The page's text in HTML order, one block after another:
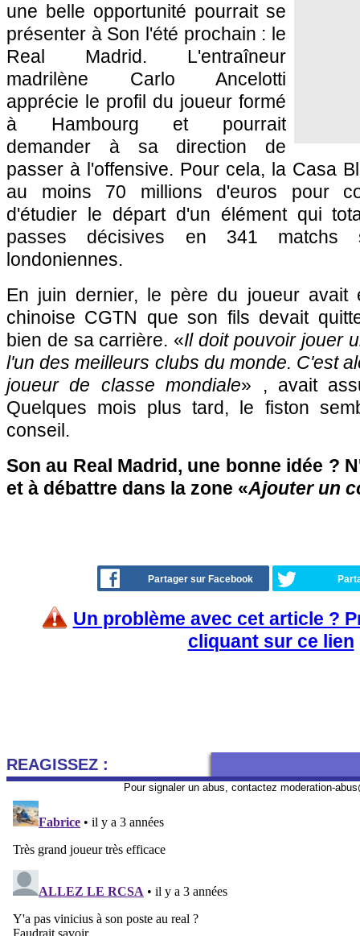
une belle opportunité pourrait se
présenter à Son l'été prochain : le
Real Madrid. L'entraîneur
madrilène Carlo Ancelotti
apprécie le profil du joueur formé
à Hambourg et pourrait
demander à sa direction de
passer à l'offensive. Pour cela, la Casa
au moins 70 millions d'euros pour
d'étudier le départ d'un élément qui
passes décisives en 341 matchs
londoniennes.
En juin dernier, le père du joueur avait
chinoise CGTN que son fils devait
bien de sa carrière. «Il doit pouvoir jouer
l'un des meilleurs clubs du monde. C'est
joueur de classe mondiale» , avait
Quelques mois plus tard, le fiston
conseil.
Son au Real Madrid, une bonne idée ?
et à débattre dans la zone «Ajouter un
Partager sur Facebook
Un problème avec cet article ?
cliquant sur ce lien
REAGISSEZ :
Pour signaler un abus, contactez moderation-